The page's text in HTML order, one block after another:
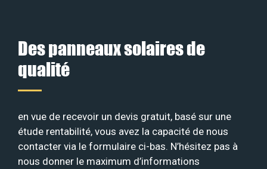
Des panneaux solaires de
qualité
en vue de recevoir un devis gratuit, basé sur une
étude rentabilité, vous avez la capacité de nous
contacter via le formulaire ci-bas. N’hésitez pas à
nous donner le maximum d’informations